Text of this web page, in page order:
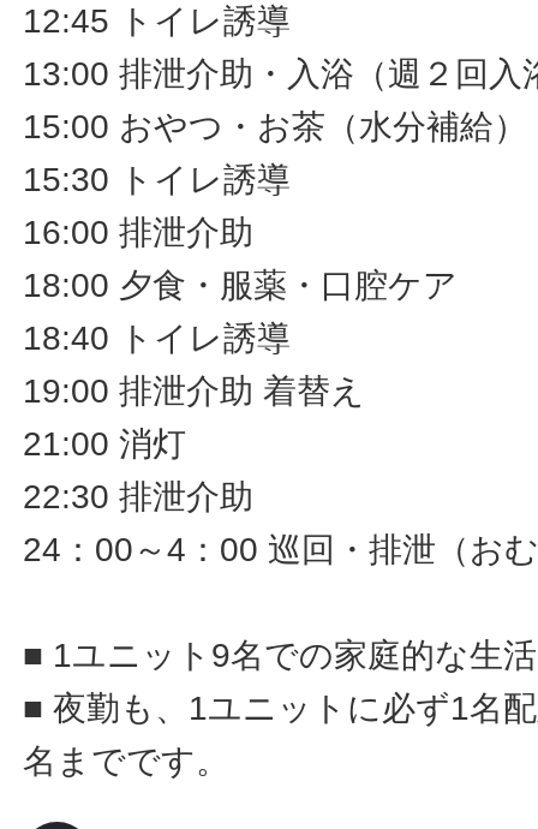
12:45 トイレ誘導
13:00 排泄介助・入浴（週２回入
15:00 おやつ・お茶（水分補給）
15:30 トイレ誘導
16:00 排泄介助
18:00 夕食・服薬・口腔ケア
18:40 トイレ誘導
19:00 排泄介助 着替え
21:00 消灯
22:30 排泄介助
24：00～4：00 巡回・排泄（お
■ 1ユニット9名での家庭的な生
■ 夜勤も、1ユニットに必ず1名
名までです。